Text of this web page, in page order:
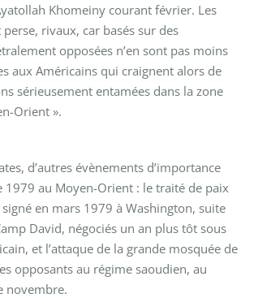
Khomeiny courant février. Les
rivaux, car basés sur des
opposées n’en sont pas moins
aux Américains qui craignent alors de
sérieusement entamées dans la zone
Orient ».
d’autres évènements d’importance
1979 au Moyen-Orient : le traité de paix
en mars 1979 à Washington, suite
David, négociés un an plus tôt sous
et l’attaque de la grande mosquée de
opposants au régime saoudien, au
novembre.